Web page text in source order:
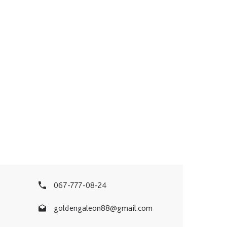
067-777-08-24
goldengaleon88@gmail.com